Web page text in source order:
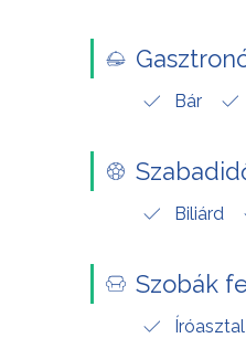
Bár
Biliárd
Szobák
Íróasztal